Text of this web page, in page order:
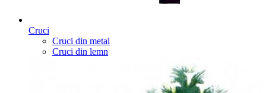
Cruci
Cruci din metal
Cruci din lemn